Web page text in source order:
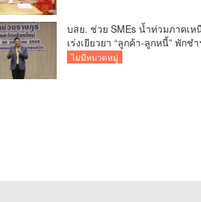
บสย. ช่วย SMEs น้ำท่วมภาคเห
เร่งเยียวยา “ลูกค้า-ลูกหนี้” พักชำ
ค่าธรรมเนียม-ค่างวด
ไม่มีหมวดหมู่